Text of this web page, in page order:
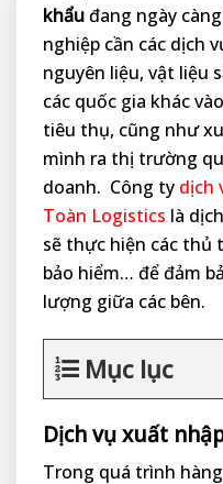
khẩuđang ngày
nghiệp cần các dịch
nguyên liệu, vật liệu
các quốc gia khác
tiêu thụ, cũng như
mình ra thị trường
doanh. Công ty dịch
Toàn Logistics là
sẽ thực hiện các thủ
bảo hiểm… để đảm
lượng giữa các bên.
Mục lục
Dịch vụ xuất
Trong quá trình